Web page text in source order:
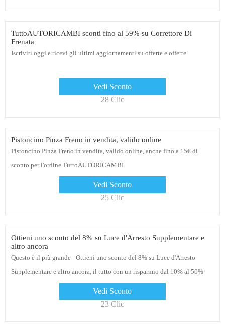
TuttoAUTORICAMBI sconti fino al 59% su Correttore Di
Frenata
Iscriviti oggi e ricevi gli ultimi aggiornamenti su offerte e offerte
Vedi Sconto
28 Clic
Pistoncino Pinza Freno in vendita, valido online
Pistoncino Pinza Freno in vendita, valido online, anche fino a 15€ di
sconto per l'ordine TuttoAUTORICAMBI
Vedi Sconto
25 Clic
Ottieni uno sconto del 8% su Luce d'Arresto Supplementare e
altro ancora
Questo è il più grande - Ottieni uno sconto del 8% su Luce d'Arresto
Supplementare e altro ancora, il tutto con un risparmio dal 10% al 50%
Vedi Sconto
23 Clic